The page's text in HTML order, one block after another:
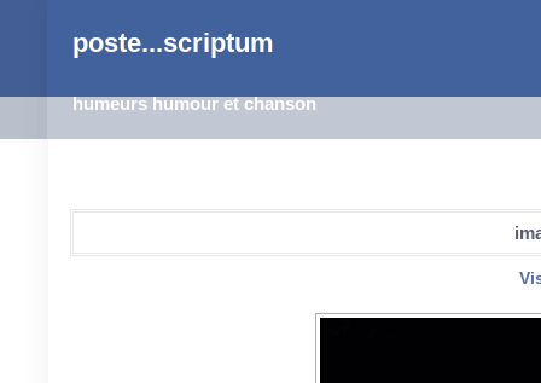
poste...scriptum
humeurs humour et chanson